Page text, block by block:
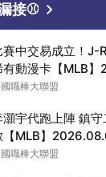
接⚾
賽中交易成立！J-
有動漫卡【MLB
職棒大聯盟
灝宇代跑上陣 鎮
【MLB】
職棒大聯盟